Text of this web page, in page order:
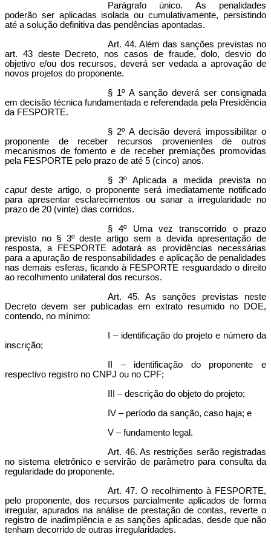
Parágrafo único. As penalidades
poderão ser aplicadas isolada ou cumulativamente, persistindo
até a solução definitiva das pendências apontadas.
Art. 44. Além das sanções previstas no
art. 43 deste Decreto, nos casos de fraude, dolo, desvio do
objetivo e/ou dos recursos, deverá ser vedada a aprovação de
novos projetos do proponente.
§ 1º A sanção deverá ser consignada
em decisão técnica fundamentada e referendada pela Presidência
da FESPORTE.
§ 2º A decisão deverá impossibilitar o
proponente de receber recursos provenientes de outros
mecanismos de fomento e de receber premiações promovidas
pela FESPORTE pelo prazo de até 5 (cinco) anos.
§ 3º Aplicada a medida prevista no
caputdeste artigo, o proponente será imediatamente notificado
para apresentar esclarecimentos ou sanar a irregularidade no
prazo de 20 (vinte) dias corridos.
§ 4º Uma vez transcorrido o prazo
previsto no § 3º deste artigo sem a devida apresentação de
resposta, a FESPORTE adotará as providências necessárias
para a apuração de responsabilidades e aplicação de penalidades
nas demais esferas, ficando à FESPORTE resguardado o direito
ao recolhimento unilateral dos recursos.
Art. 45. As sanções previstas neste
Decreto devem ser publicadas em extrato resumido no DOE,
contendo, no mínimo:
I – identificação do projeto e número da
inscrição;
II – identificação do proponente e
respectivo registro no CNPJ ou no CPF;
III – descrição do objeto do projeto;
IV – período da sanção, caso haja; e
V – fundamento legal.
Art. 46. As restrições serão registradas
no sistema eletrônico e servirão de parâmetro para consulta da
regularidade do proponente.
Art. 47. O recolhimento à FESPORTE,
pelo proponente, dos recursos parcialmente aplicados de forma
irregular, apurados na análise de prestação de contas, reverte o
registro de inadimplência e as sanções aplicadas, desde que não
tenham decorrido de outras irregularidades.